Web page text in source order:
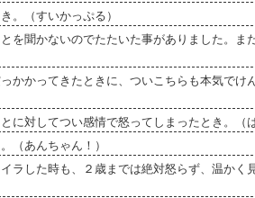
。（すいかっぷる）
を聞かないのでたたいた事がありました。ま
かかってきたときに、ついこちらも本気でけ
に対してつい感情で怒ってしまったとき。（
（あんちゃん！）
ラした時も、２歳までは絶対怒らず、温かく